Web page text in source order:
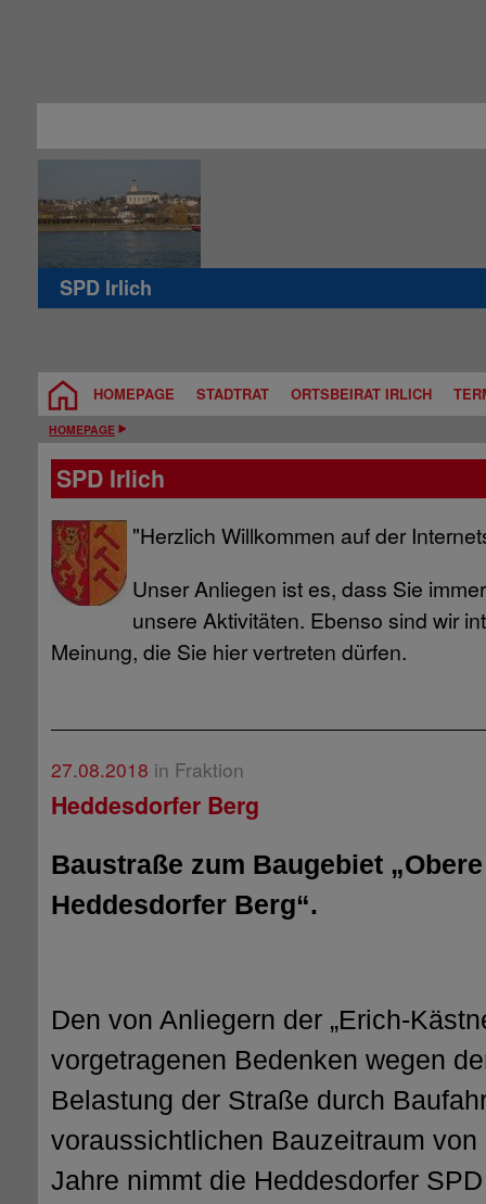
SPD Irlich
HOMEPAGE STADTRAT ORTSBEIRAT IRLICH
HOMEPAGE
SPD Irlich
"Herzlich Willkommen auf der
Unser Anliegen ist es, dass Sie
unsere Aktivitäten. Ebenso sind wir
Meinung, die Sie hier vertreten dürfen.
27.08.2018 in Fraktion
Heddesdorfer Berg
Baustraße zum Baugebiet
Heddesdorfer Berg“.
Den von Anliegern der „Erich-
vorgetragenen Bedenken wegen
Belastung der Straße durch
voraussichtlichen Bauzeitraum von
Jahre nimmt die Heddesdorfer